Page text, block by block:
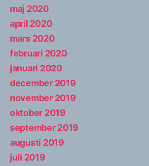
maj 2020
april 2020
mars 2020
februari 2020
januari 2020
december 2019
november 2019
oktober 2019
september 2019
augusti 2019
juli 2019